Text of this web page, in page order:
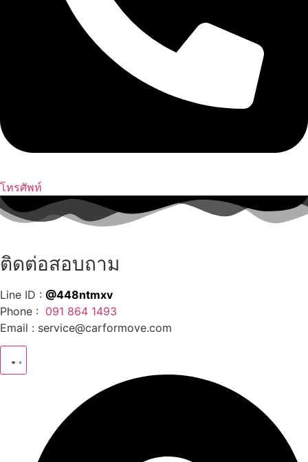
โทรศัพท์
ติดต่อสอบถาม
Line ID : @448ntmxv
Phone : 091 864 1493
Email : service@carformove.com